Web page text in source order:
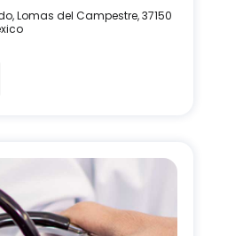
Lomas del Campestre, 37150